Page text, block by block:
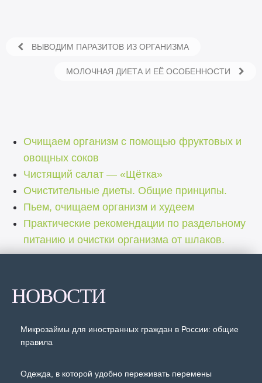
ВЫВОДИМ ПАРАЗИТОВ ИЗ ОРГАНИЗМА
МОЛОЧНАЯ ДИЕТА И ЕЁ ОСОБЕННОСТИ
Очищаем организм с помощью фруктовых и
овощных соков
Чистящий салат — «Щётка»
Очистительные диеты. Общие принципы.
Пьем, очищаем организм и худеем
Практические рекомендации по раздельному
питанию и очистки организма от шлаков.
НОВОСТИ
Микрозаймы для иностранных граждан в России: общие
правила
Одежда, в которой удобно переживать перемены